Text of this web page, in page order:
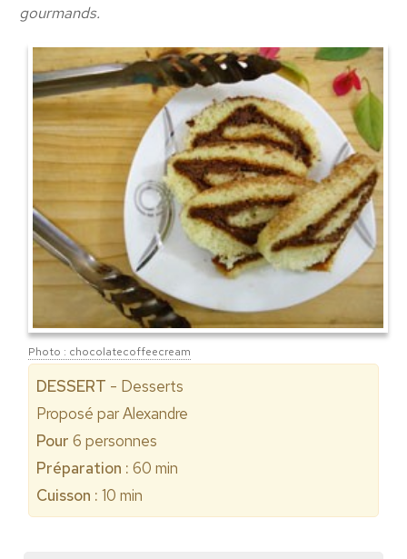
gourmands.
Photo : chocolatecoffeecream
DESSERT - Desserts
Proposé parAlexandre
Pour 6 personnes
Préparation : 60 min
Cuisson : 10 min